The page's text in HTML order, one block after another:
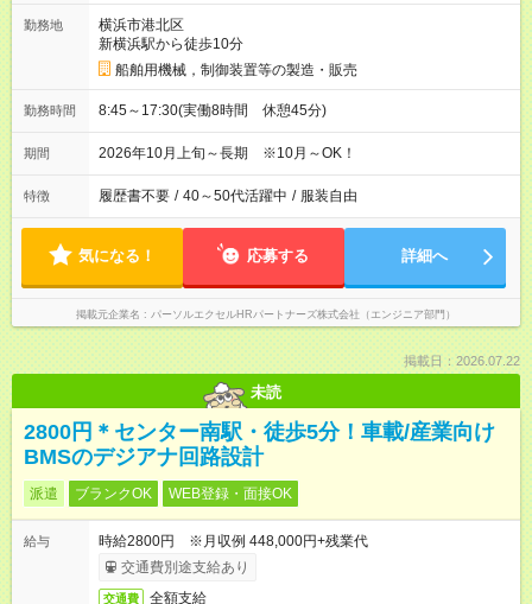
勤務地
横浜市港北区
新横浜駅から徒歩10分
船舶用機械，制御装置等の製造・販売
勤務時間 8:45～17:30(実働8時間 休憩45分)
期間 2026年10月上旬～長期 ※10月～OK！
特徴 履歴書不要 / 40～50代活躍中 / 服装自由
気になる！ 応募する 詳細へ
掲載元企業名 パーソルエクセルHRパートナーズ株式会社（エンジニア部門）
掲載日：2026.07.22
未読
2800円＊センター南駅・徒歩5分！車載/産業向け
BMSのデジアナ回路設計
派遣 ブランクOK WEB登録・面接OK
給与
時給2800円 ※月収例 448,000円+残業代
交通費別途支給あり
交通費 全額支給